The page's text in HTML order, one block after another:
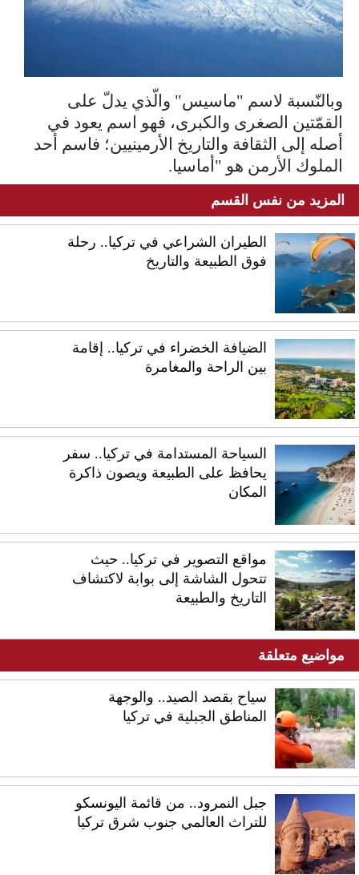
وبالنّسبة لاسم "ماسيس" والّذي يدلّ على
القمّتين الصغرى والكبرى، فهو اسم يعود في
أصله إلى الثقافة والتاريخ الأرمينيين؛ فاسم أحد
الملوك الأرمن هو "أماسيا.
المزيد من نفس القسم
الطيران الشراعي في تركيا.. رحلة
فوق الطبيعة والتاريخ
الضيافة الخضراء في تركيا.. إقامة
بين الراحة والمغامرة
السياحة المستدامة في تركيا.. سفر
يحافظ على الطبيعة ويصون ذاكرة
المكان
مواقع التصوير في تركيا.. حيث
تتحول الشاشة إلى بوابة لاكتشاف
التاريخ والطبيعة
مواضيع متعلقة
سياح بقصد الصيد.. والوجهة
المناطق الجبلية في تركيا
جبل النمرود.. من قائمة اليونسكو
للتراث العالمي جنوب شرق تركيا